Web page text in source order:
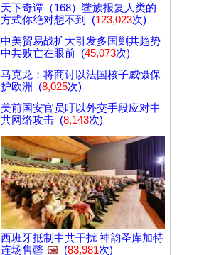
天下奇谭（168）鳖族报复人类的
方式你绝对想不到 (123,023次)
中美贸易战扩大引发多国剿共趋势
中共败亡在眼前 (45,073次)
马克龙：将商讨以法国核子威慑保
护欧洲 (8,025次)
美前国安官员吁以外交手段应对中
共网络攻击 (8,143次)
西班牙抵制中共干扰 神韵圣库加特
连场售罄 🖼️ (83,981次)